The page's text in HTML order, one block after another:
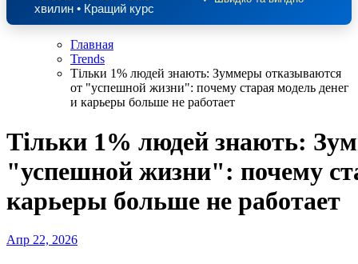
хвилин • Кращий курс
Главная
Trends
Тільки 1% людей знають: Зуммеры отказываются
от "успешной жизни": почему старая модель денег
и карьеры больше не работает
Тільки 1% людей знають:
"успешной жизни": почему
карьеры больше не работает
Апр 22, 2026